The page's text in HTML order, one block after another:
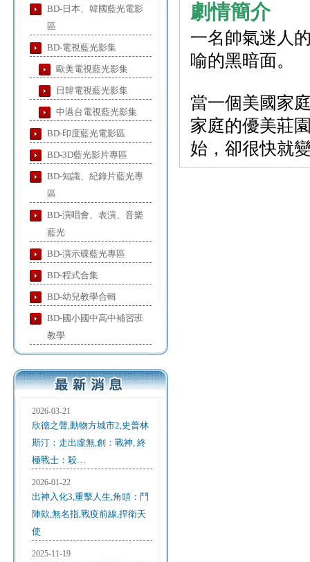
BD-日本、韓國藍光電影
區
BD-電視藍光影集
歐美電視藍光影集
日韓電視藍光影集
中港台電視藍光影集
BD-印度藍光電影區
BD-3D藍光影片專區
BD-知識、紀錄片藍光專
區
BD-演唱會、表演、音樂
藍光
BD-演示碟藍光專區
BD-程式合集
BD-幼兒教學合輯
BD-國小國中高中補習班
教學
2026-03-21
欣德之聲,動物方城市2,史普林
斯汀：走出虛無,創：戰神, 終
極戰士：殺…
2026-01-22
出神入化3,重擊人生,角頭：鬥
陣欸,無名指,戰疫前線,捍衛天
使
2025-11-19
劇情簡介
一名帥氣迷人
喻的黑暗面。
當一個美國家
家庭的優美莊
始，卻很快就